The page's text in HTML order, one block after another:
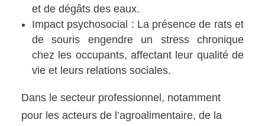
et de dégâts des eaux.
Impact psychosocial : La présence de rats et
de souris engendre un stress chronique
chez les occupants, affectant leur qualité de
vie et leurs relations sociales.
Dans le secteur professionnel, notamment
pour les acteurs de l’agroalimentaire, de la